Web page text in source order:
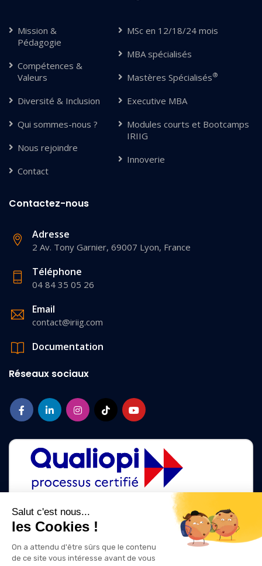
Salut c'est nous...
les Cookies !
On a attendu d'être sûrs que le contenu
de ce site vous intéresse avant de vous
Mission &
Pédagogie
Compétences &
Valeurs
Diversité & Inclusion
Qui sommes-nous ?
Nous rejoindre
Contact
MSc en 12/18/24 mois
MBA spécialisés
Mastères Spécialisés®
Executive MBA
Modules courts et Bootcamps
IRIIG
Innoverie
Contactez-nous
Adresse
2 Av. Tony Garnier, 69007 Lyon, France
Téléphone
04 84 35 05 26
Email
contact@iriig.com
Documentation
Réseaux sociaux
La certification qualité a été délivrée au titre des catégories d'action
ACTIONS DE FORMATION